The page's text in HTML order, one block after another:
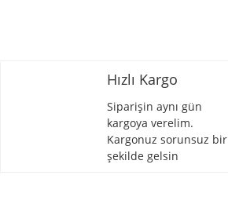
Gönder
Hızlı Kargo
Siparişin aynı gün
kargoya verelim.
Kargonuz sorunsuz bir
şekilde gelsin